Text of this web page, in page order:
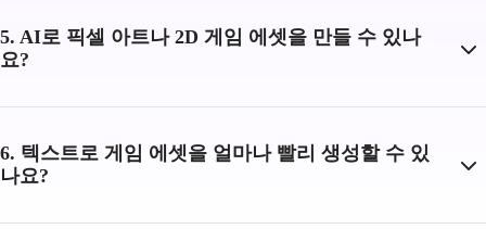
5. AI로 픽셀 아트나 2D 게임 에셋을 만들 수 있나
요?
6. 텍스트로 게임 에셋을 얼마나 빨리 생성할 수 있
나요?